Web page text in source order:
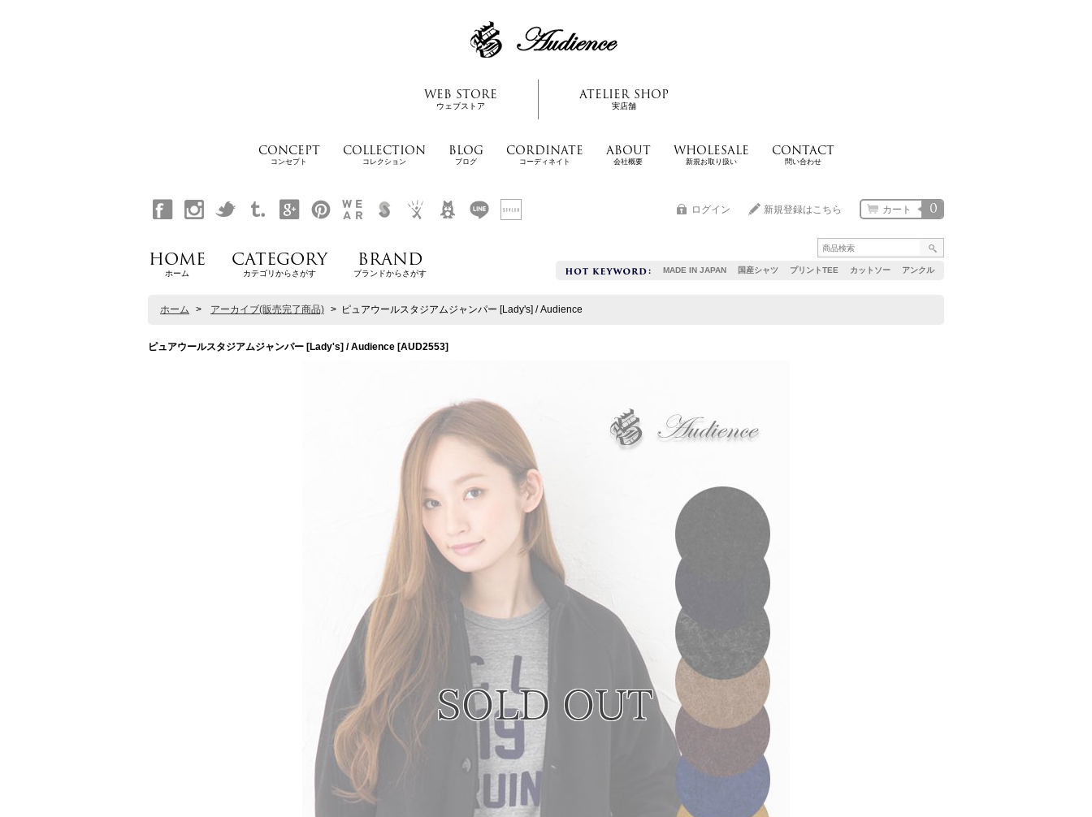
WEB STORE
ウェブストア
ATELIER SHOP
実店舗
CONCEPT
コンセプト
COLLECTION
コレクション
BLOG
ブログ
CORDINATE
コーディネイト
ABOUT
会社概要
WHOLESALE
新規お取り扱い
CONTACT
問い合わせ
MADE IN JAPAN 国産シャツ プリントTEE カットソー アンクル
0
カート
ログイン 新規登録はこちら
HOME
ホーム
CATEGORY
カテゴリからさがす
BRAND
ブランドからさがす
ホーム > アーカイブ(販売完了商品) > ピュアウールスタジアムジャンパー [Lady's] / Audience
ピュアウールスタジアムジャンパー [Lady's] / Audience [AUD2553]